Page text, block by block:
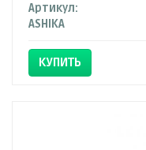
Артикул:
ASHIKA
КУПИТЬ